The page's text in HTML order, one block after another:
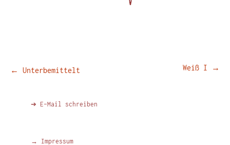
Beitragsnavigation
← Unterbemittelt Weiß I →
➔ E-Mail schreiben
→ Impressum